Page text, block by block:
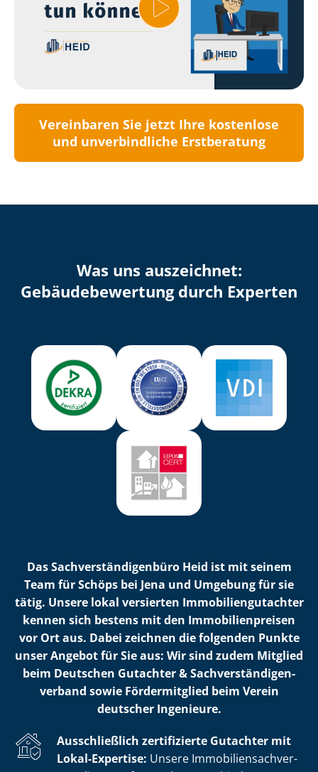
Vereinbaren Sie jetzt Ihre kostenlose
und unverbindliche Erstberatung
Was uns auszeichnet:
Ge­bäu­de­be­wer­tung durch Experten
Das Sach­ver­stän­di­gen­bü­ro Heid ist mit seinem
Team für Schöps bei Jena und Umgebung für sie
tätig. Unsere lokal versierten Im­mo­bi­li­en­gut­ach­ter
kennen sich bestens mit den Im­mo­bi­li­en­prei­sen
vor Ort aus. Dabei zeichnen die folgenden Punkte
unser Angebot für Sie aus: Wir sind zudem Mitglied
beim Deutschen Gutachter & Sach­ver­stän­di­gen­
ver­band sowie Fördermitglied beim Verein
deutscher Ingenieure.
Ausschließlich zertifizierte Gutachter mit
Lokal-Expertise: Unsere Im­mo­bi­li­en­sach­ver­